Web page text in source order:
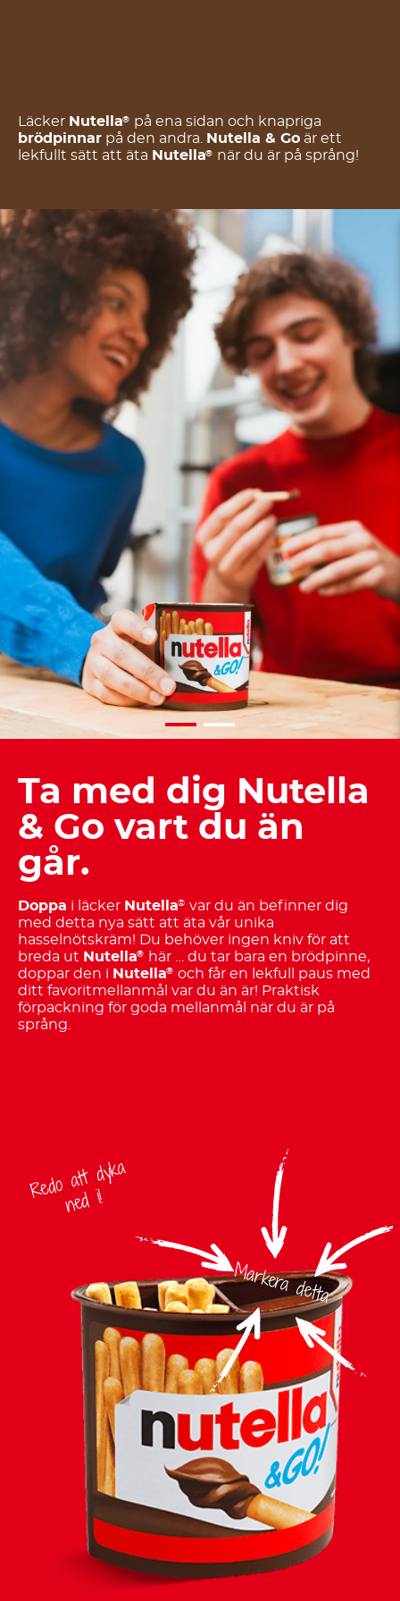
Läcker Nutella® på ena sidan och knapriga
brödpinnar på den andra. Nutella & Go är ett
lekfullt sätt att äta Nutella® när du är på språng!
Ta med dig Nutella
& Go vart du än
går.
Doppa i läcker Nutella® var du än befinner dig
med detta nya sätt att äta vår unika
hasselnötskräm! Du behöver ingen kniv för att
breda ut Nutella®
här … du tar bara en brödpinne,
doppar den i Nutella® och får en lekfull paus med
ditt favoritmellanmål var du än är! Praktisk
förpackning för goda mellanmål när du är på
språng.
Redo att dyka
ned i!